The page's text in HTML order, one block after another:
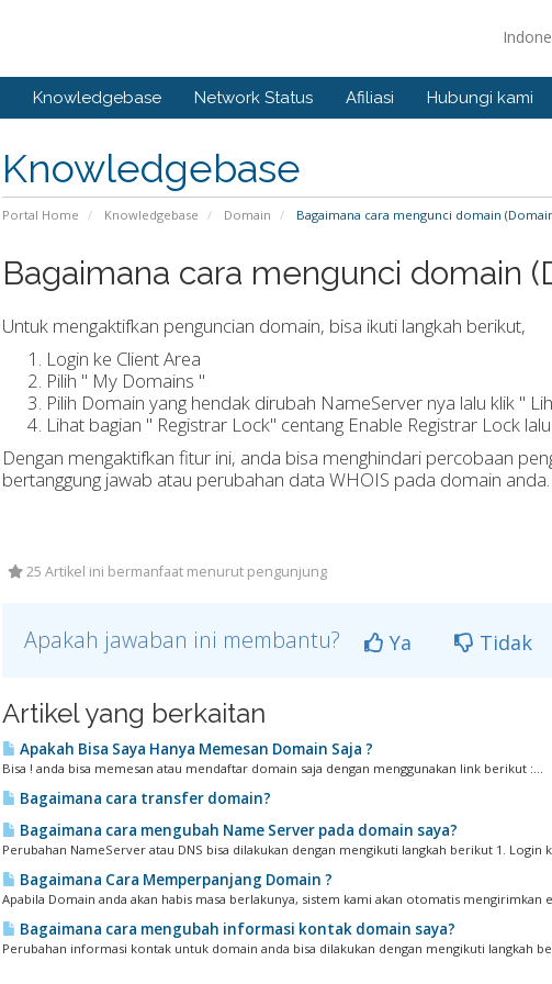
Knowledgebase Network Status Afiliasi Hubungi kami
Knowledgebase
Portal Home Knowledgebase Domain Bagaimana cara mengunci domain
Bagaimana cara mengunci domain
Untuk mengaktifkan penguncian domain, bisa ikuti langkah berikut,
Login ke Client Area
Pilih " My Domains "
Pilih Domain yang hendak dirubah NameServer nya lalu klik "
Lihat bagian " Registrar Lock" centang Enable Registrar Lock
Dengan mengaktifkan fitur ini, anda bisa menghindari percobaan
bertanggung jawab atau perubahan data WHOIS pada domain anda.
25 Artikel ini bermanfaat menurut pengunjung
Apakah jawaban ini membantu? Ya Tidak
Artikel yang berkaitan
Apakah Bisa Saya Hanya Memesan Domain Saja ?
Bisa ! anda bisa memesan atau mendaftar domain saja dengan menggunakan link berikut :...
Bagaimana cara transfer domain?
Bagaimana cara mengubah Name Server pada domain saya?
Perubahan NameServer atau DNS bisa dilakukan dengan mengikuti langkah berikut 1. Login
Bagaimana Cara Memperpanjang Domain ?
Apabila Domain anda akan habis masa berlakunya, sistem kami akan otomatis mengirimkan
Bagaimana cara mengubah informasi kontak domain saya?
Perubahan informasi kontak untuk domain anda bisa dilakukan dengan mengikuti langkah